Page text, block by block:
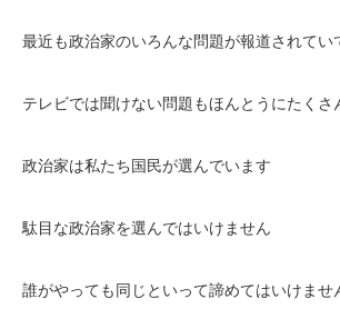
最近も政治家のいろんな問題が報道されてい
テレビでは聞けない問題もほんとうにたくさ
政治家は私たち国民が選んでいます
駄目な政治家を選んではいけません
誰がやっても同じといって諦めてはいけませ